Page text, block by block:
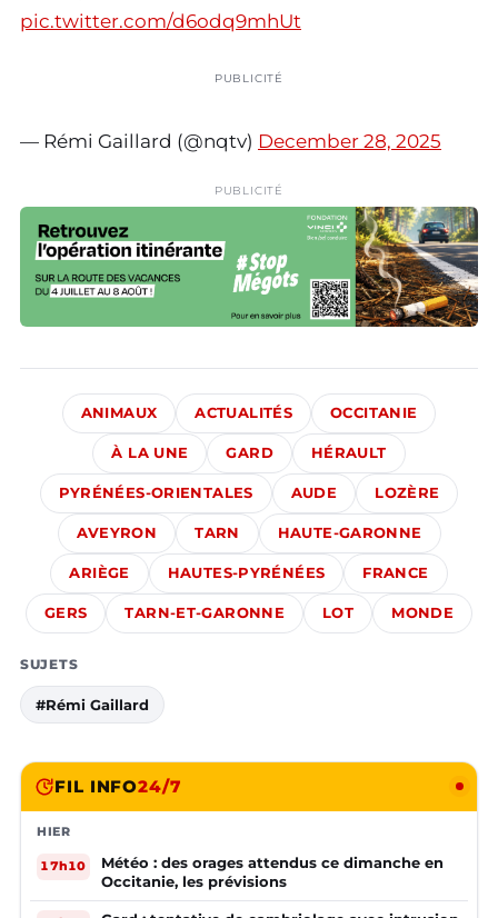
pic.twitter.com/d6odq9mhUt
PUBLICITÉ
— Rémi Gaillard (@nqtv) December 28, 2025
PUBLICITÉ
ANIMAUX ACTUALITÉS OCCITANIE
À LA UNE GARD HÉRAULT
PYRÉNÉES-ORIENTALES AUDE LOZÈRE
AVEYRON TARN HAUTE-GARONNE
ARIÈGE HAUTES-PYRÉNÉES FRANCE
GERS TARN-ET-GARONNE LOT MONDE
SUJETS
#Rémi Gaillard
FIL INFO24/7
HIER
17h10
Météo : des orages attendus ce dimanche en
Occitanie, les prévisions